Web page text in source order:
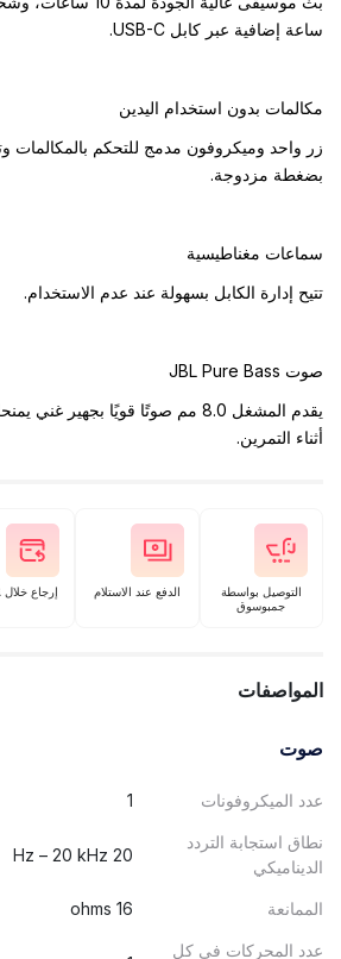
ساعة إضافية عبر كابل USB-C.
مكالمات بدون استخدام اليدين
زر واحد وميكروفون مدمج للتحكم بالمكالمات
بضغطة مزدوجة.
سماعات مغناطيسية
تتيح إدارة الكابل بسهولة عند عدم الاستخدام.
صوت JBL Pure Bass
يقدم المشغل 8.0 مم صوتًا قويًا بجهير
أثناء التمرين.
التوصيل بواسطة
جمبوسوق
الدفع عند الاستلام إرجاع خلال ١٤ يومًا
المواصفات
صوت
عدد الميكروفونات 1
نطاق استجابة التردد
الديناميكي
20 Hz – 20 kHz
الممانعة 16 ohms
عدد المحركات في كل